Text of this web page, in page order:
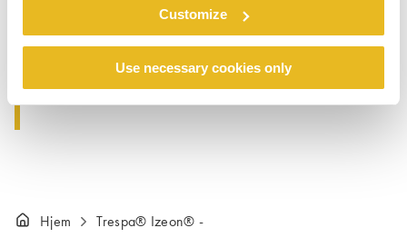
Customize
Use necessary cookies only
og dobbeltsidig)
3050 x 1530 x 6 mm (både enkelt-
og dobbeltsidig)
Hjem Trespa® Izeon® -